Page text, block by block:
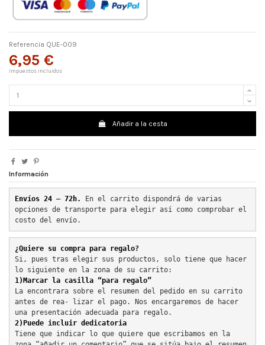
Referencia QUE-009
6,95 €
Impuestos incluidos
Añadir a la cesta
Información
Envíos 24 – 72h.
En el carrito dispondrá de varias
opciones de transporte para elegir así como comprobar el
costo del envío.
¿Quiere su compra para regalo?
Si, pues tras elegir sus productos, solo tiene que hacer
lo siguiente en la zona de su carrito:
1)Marcar la casilla “para regalo”
La encontrara sobre el resumen del pedido en su carrito
antes de rea- lizar el pago. Nos encargaremos de hacer
una presentación adecuada para regalo.
2)Puede incluir dedicatoria
Tiene que indicar lo que quiere que escribamos en la